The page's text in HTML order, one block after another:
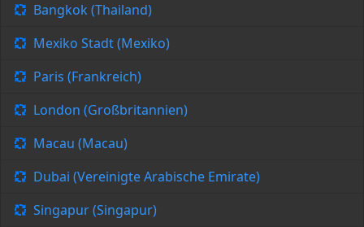
Bangkok (Thailand)
Mexiko Stadt (Mexiko)
Paris (Frankreich)
London (Großbritannien)
Macau (Macau)
Dubai (Vereinigte Arabische Emirate)
Singapur (Singapur)